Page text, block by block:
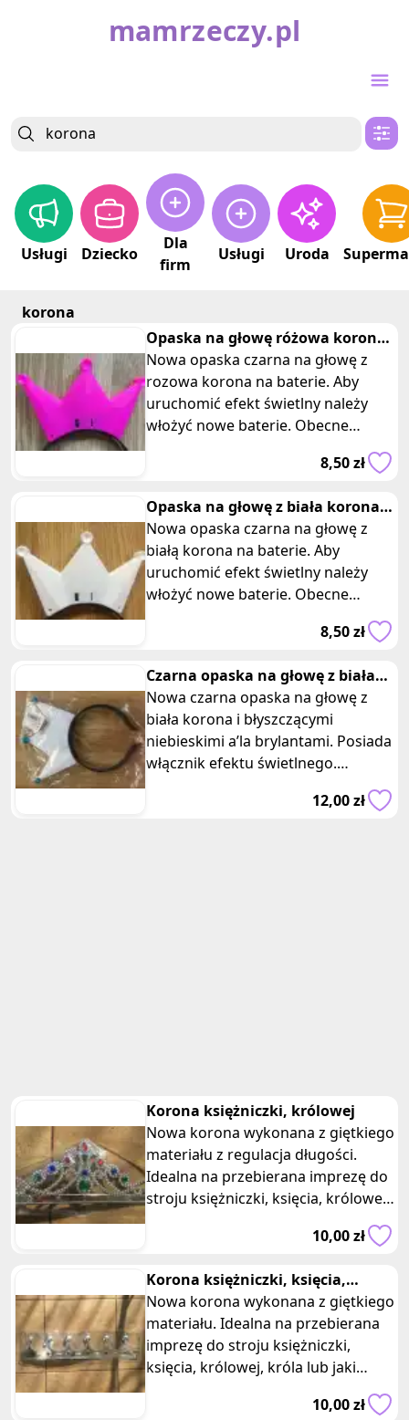
mamrzeczy.pl
Usługi Dziecko
Dla
firm
Usługi Uroda
korona
Opaska na głowę różowa korona
na baterie z „brylantami”
Nowa opaska czarna na głowę z
rozowa korona na baterie. Aby
uruchomić efekt świetlny należy
włożyć nowe baterie. Obecne
świecą już bardzo delikatnie. Przez
8,50 zł
Opaska na głowę z biała korona
bez baterii
Nowa opaska czarna na głowę z
białą korona na baterie. Aby
uruchomić efekt świetlny należy
włożyć nowe baterie. Obecne
świecą już bardzo delikatnie. Przez
8,50 zł
Czarna opaska na głowę z biała
korona na baterie
Nowa czarna opaska na głowę z
biała korona i błyszczącymi
niebieskimi a’la brylantami. Posiada
włącznik efektu świetlnego.
12,00 zł
Korona księżniczki, królowej
Nowa korona wykonana z giętkiego
materiału z regulacja długości.
Idealna na przebierana imprezę do
stroju księżniczki, księcia, królowej,
10,00 zł
Korona księżniczki, księcia,
królowej króla koła
Nowa korona wykonana z giętkiego
materiału. Idealna na przebierana
imprezę do stroju księżniczki,
księcia, królowej, króla lub jaki
10,00 zł